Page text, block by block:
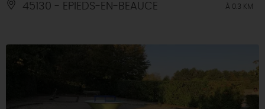
45130 - EPIEDS-EN-BEAUCE À 0.3 KM